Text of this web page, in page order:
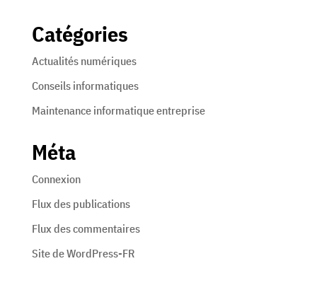
Catégories
Actualités numériques
Conseils informatiques
Maintenance informatique entreprise
Méta
Connexion
Flux des publications
Flux des commentaires
Site de WordPress-FR